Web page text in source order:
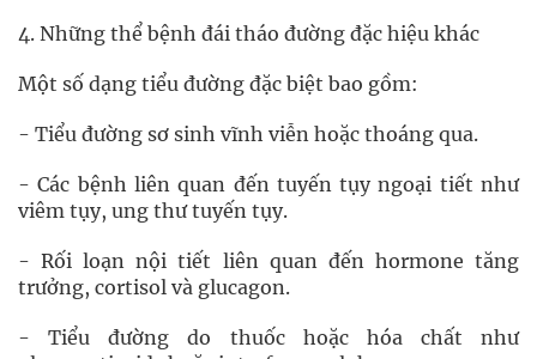
4. Những thể bệnh đái tháo đường đặc hiệu khác
Một số dạng tiểu đường đặc biệt bao gồm:
- Tiểu đường sơ sinh vĩnh viễn hoặc thoáng qua.
- Các bệnh liên quan đến tuyến tụy ngoại tiết như
viêm tụy, ung thư tuyến tụy.
- Rối loạn nội tiết liên quan đến hormone tăng
trưởng, cortisol và glucagon.
- Tiểu đường do thuốc hoặc hóa chất như